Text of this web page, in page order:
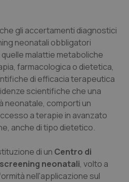
gli accertamenti diagnostici
neonatali obbligatori
malattie metaboliche
farmacologica o dietetica,
di efficacia terapeutica
scientifiche che una
neonatale, comporti un
a terapie in avanzato
anche di tipo dietetico.
di un Centro di
neonatali, volto a
nell'applicazione sul